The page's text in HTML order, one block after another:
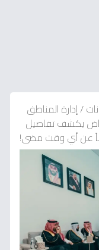
/إدارة المناطق
يكشف تفاصيل
عن أي وقت مضى!